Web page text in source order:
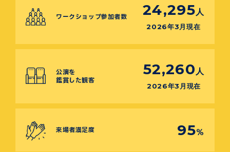
ワークショップ参加者数 24,295 人
2026年3月現在
公演を
鑑賞した観客
52,260 人
2026年3月現在
来場者満足度 95%